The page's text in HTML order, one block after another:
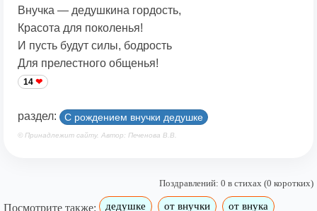
Внучка — дедушкина гордость,
Красота для поколенья!
И пусть будут силы, бодрость
Для прелестного общенья!
14
раздел: С рождением внучки дедушке
© Принадлежит сайту. Автор: Печенова В.В.
Поздравлений: 0 в стихах (0 коротких)
Посмотрите также: дедушке от внучки от внука